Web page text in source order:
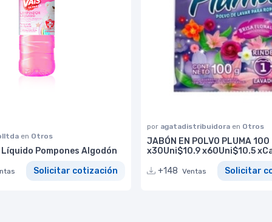
en Otros
Pompones Algodón
Solicitar cotización
por agatadistribuidora en Otros
JABÓN EN POLVO PLUMA
x30Uni$10.9 x60Uni$10.5
+148 Ventas Solicitar